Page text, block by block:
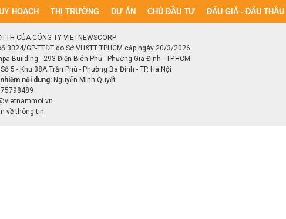
HOẠCH THỊ TRƯỜNG DỰ ÁN CHỦ ĐẦU TƯ ĐẤU GIÁ - ĐẤU THẦU
CỦA CÔNG TY VIETNEWSCORP
3324/GP-TTĐT do Sở VH&TT TPHCM cấp ngày 20/3/2026
Building - 293 Điện Biên Phủ - Phường Gia Định - TP.HCM
Số 5 - Khu 38A Trần Phú - Phường Ba Đình - TP. Hà Nội
nội dung: Nguyễn Minh Quyết
về thông tin